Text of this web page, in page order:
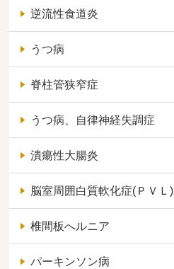
逆流性食道炎
うつ病
脊柱管狭窄症
うつ病、自律神経失調症
潰瘍性大腸炎
脳室周囲白質軟化症(ＰＶＬ)
椎間板へルニア
パーキンソン病